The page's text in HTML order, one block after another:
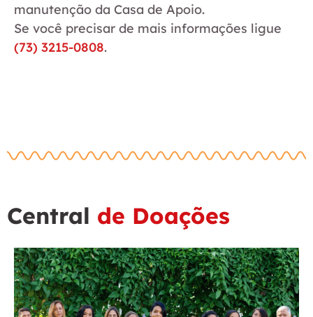
manutenção da Casa de Apoio.
Se você precisar de mais informações ligue
(73) 3215-0808.
Central de Doações